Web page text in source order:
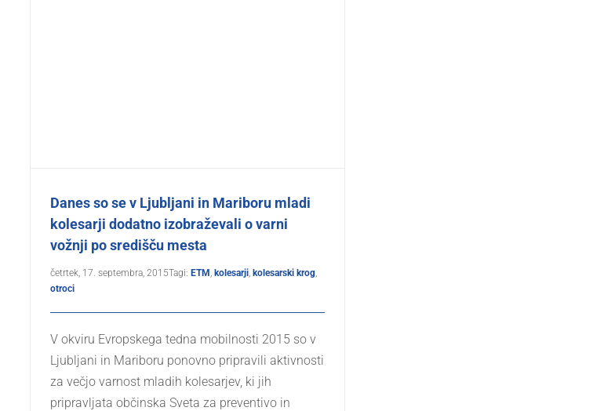
Danes so se v Ljubljani in Mariboru mladi
kolesarji dodatno izobraževali o varni
vožnji po središču mesta
četrtek, 17. septembra, 2015Tagi: ETM , kolesarji, kolesarski krog,
otroci
V okviru Evropskega tedna mobilnosti 2015 so v
Ljubljani in Mariboru ponovno pripravili aktivnosti
za večjo varnost mladih kolesarjev, ki jih
pripravljata občinska Sveta za preventivo in